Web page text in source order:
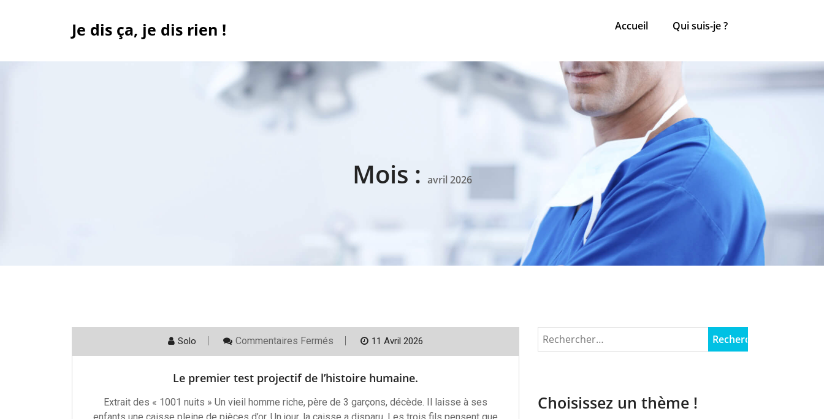
Je dis ça, je dis rien ! Accueil Qui suis-je ?
Mois : avril 2026
Solo Commentaires Fermés Sur
Premier
Projectif
L’histoire
Humaine.
11 Avril 2026
Le premier test projectif de l’histoire humaine.
Extrait des « 1001 nuits » Un vieil homme riche, père de 3 garçons, décède. Il laisse à ses
Choisissez un thème !